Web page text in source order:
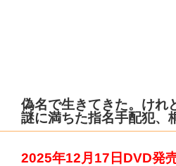
偽名で生きてきた。けれ
謎に満ちた指名手配犯、
2025年12月17日DVD発